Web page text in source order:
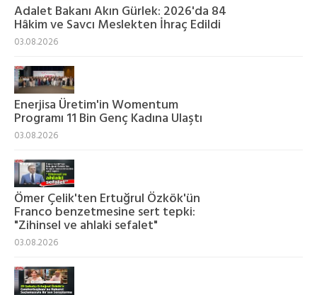
Adalet Bakanı Akın Gürlek: 2026'da 84
Hâkim ve Savcı Meslekten İhraç Edildi
03.08.2026
Enerjisa Üretim'in Womentum
Programı 11 Bin Genç Kadına Ulaştı
03.08.2026
Ömer Çelik'ten Ertuğrul Özkök'ün
Franco benzetmesine sert tepki:
"Zihinsel ve ahlaki sefalet"
03.08.2026